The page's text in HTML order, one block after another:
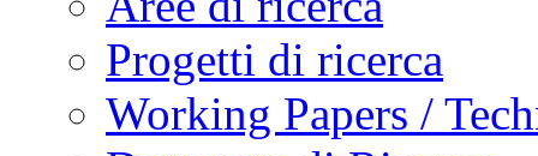
Progetti di ricerca
Working Papers /